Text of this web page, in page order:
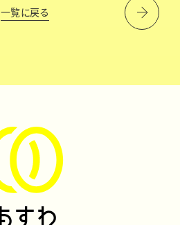
一覧に戻る